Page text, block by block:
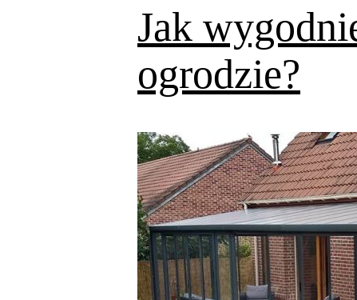
Jak
ogrodzie?